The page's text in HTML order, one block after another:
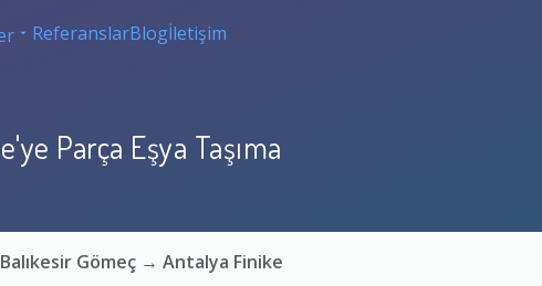
ReferanslarBlogİletişim
Parça Eşya Taşıma
Balıkesir Gömeç → Antalya Finike